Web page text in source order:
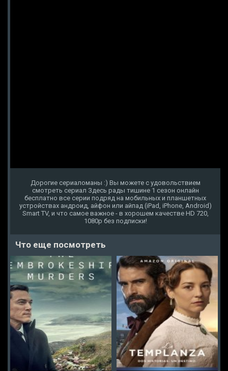
Дорогие сериаломаны :) Вы можете с удовольствием
смотреть сериал Здесь рады тишине 1 сезон онлайн
бесплатно все серии подряд на мобильных и планшетных
устройствах андроид, айфон или айпад (iPad, iPhone, Android)
Smart TV, и что самое важное - в хорошем качестве HD 720,
1080p без подписки!
Что еще посмотреть